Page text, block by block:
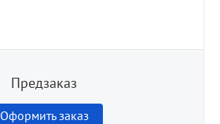
Предзаказ
Оформить заказ